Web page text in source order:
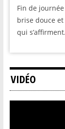
Fin de
brise douce
qui
VIDÉO